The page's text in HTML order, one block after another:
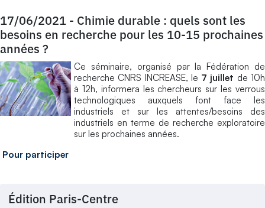
17/06/2021 - Chimie durable : quels sont les
besoins en recherche pour les 10-15 prochaines
années ?
Ce séminaire, organisé par la Fédération de
recherche CNRS INCREASE, le 7 juillet de 10h
à 12h, informera les chercheurs sur les verrous
technologiques auxquels font face les
industriels et sur les attentes/besoins des
industriels en terme de recherche exploratoire
sur les prochaines années.
Pour participer
Édition Paris-Centre